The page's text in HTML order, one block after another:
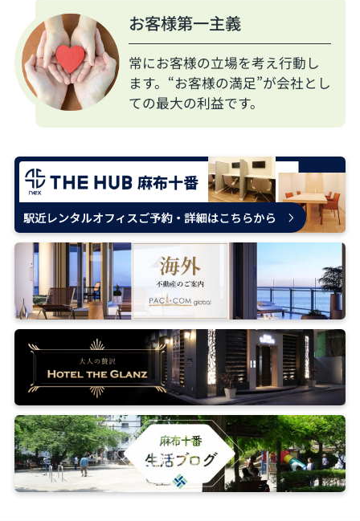
お客様第一主義
常にお客様の立場を考え行動し
ます。“お客様の満足”が会社とし
ての最大の利益です。